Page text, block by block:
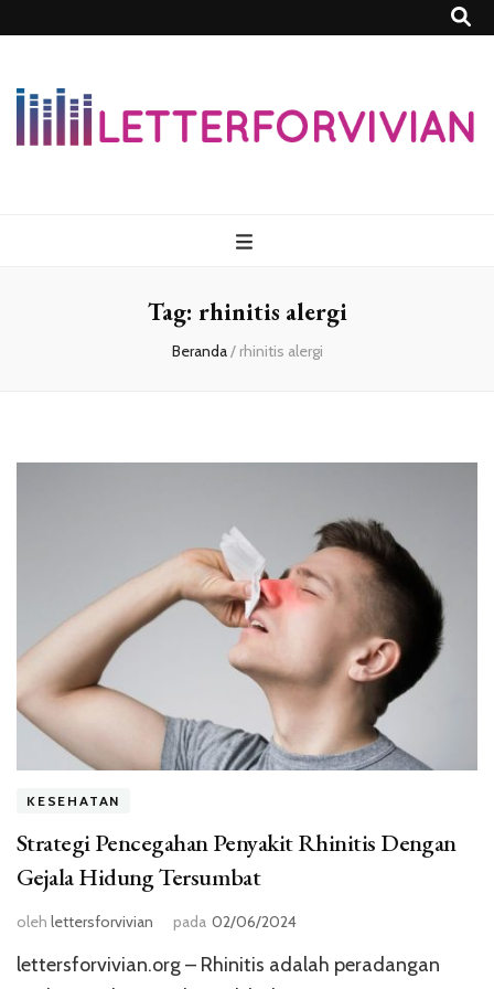
Tag: rhinitis alergi
Beranda/ rhinitis alergi
KESEHATAN
Strategi Pencegahan Penyakit Rhinitis Dengan
Gejala Hidung Tersumbat
oleh lettersforvivian pada 02/06/2024
lettersforvivian.org – Rhinitis adalah peradangan